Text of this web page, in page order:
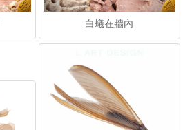
白蟻在牆內